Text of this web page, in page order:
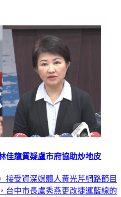
龍質疑盧市府協助炒地皮
接受資深媒體人黃光芹網路節目
台中市長盧秀燕更改捷運藍線的